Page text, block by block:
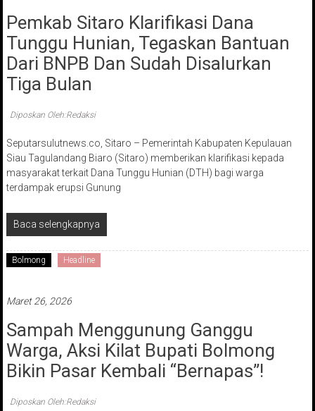
Pemkab Sitaro Klarifikasi Dana
Tunggu Hunian, Tegaskan Bantuan
Dari BNPB Dan Sudah Disalurkan
Tiga Bulan
Diposkan Oleh:Redaksi
Seputarsulutnews.co, Sitaro – Pemerintah Kabupaten Kepulauan
Siau Tagulandang Biaro (Sitaro) memberikan klarifikasi kepada
masyarakat terkait Dana Tunggu Hunian (DTH) bagi warga
terdampak erupsi Gunung
Baca selengkapnya
Bolmong Headline
Maret 26, 2026
Sampah Menggunung Ganggu
Warga, Aksi Kilat Bupati Bolmong
Bikin Pasar Kembali “Bernapas”!
Diposkan Oleh:Redaksi